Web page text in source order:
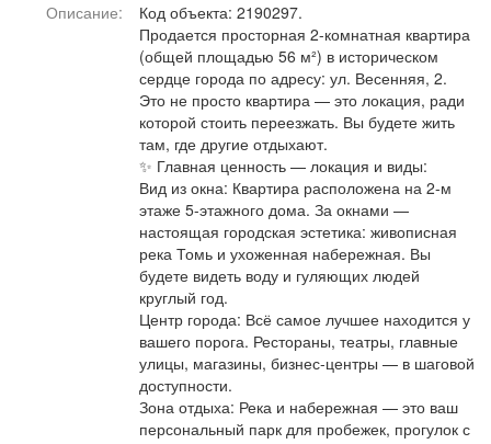
Поздравления Погода
Я - пенсионер
Описание:
Код объекта: 2190297.
Продается просторная 2-комнатная квартира
(общей площадью 56 м²) в историческом
сердце города по адресу: ул. Весенняя, 2.
Это не просто квартира — это локация, ради
которой стоить переезжать. Вы будете жить
там, где другие отдыхают.
✨ Главная ценность — локация и виды:
Вид из окна: Квартира расположена на 2-м
этаже 5-этажного дома. За окнами —
настоящая городская эстетика: живописная
река Томь и ухоженная набережная. Вы
будете видеть воду и гуляющих людей
круглый год.
Центр города: Всё самое лучшее находится у
вашего порога. Рестораны, театры, главные
улицы, магазины, бизнес-центры — в шаговой
доступности.
Зона отдыха: Река и набережная — это ваш
персональный парк для пробежек, прогулок с